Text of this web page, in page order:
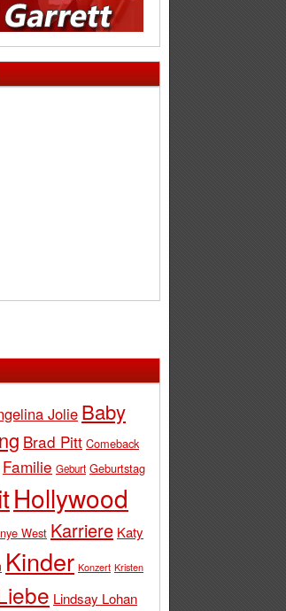
Jolie Baby
Brad Pitt Comeback
Familie Geburt Geburtstag
Hollywood
West Karriere Katy
Kinder Konzert Kristen
Lindsay Lohan